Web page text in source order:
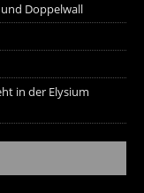
Doppelwall
in der Elysium